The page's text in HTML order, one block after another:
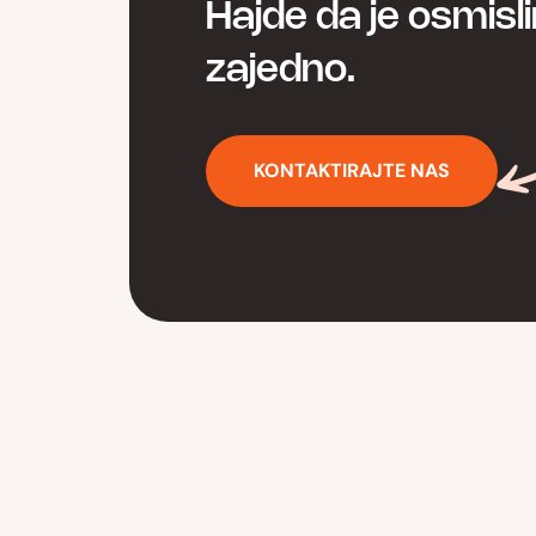
Hajde da je
zajedno.
KONTAKTIRAJTE NAS